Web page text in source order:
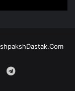
Telegram